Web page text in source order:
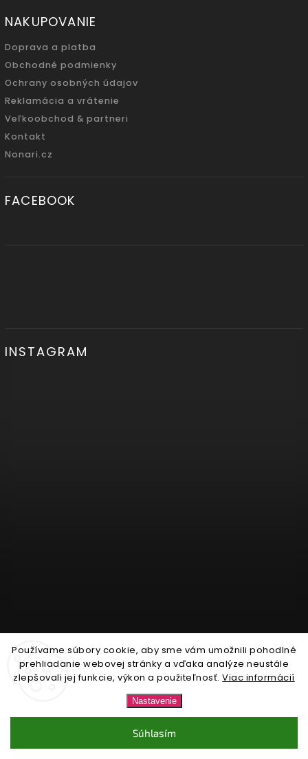
Používame súbory cookie, aby sme vám umožnili pohodlné
prehliadanie webovej stránky a vďaka analýze neustále
zlepšovali jej funkcie, výkon a použiteľnosť.Viac informácií
Nastavenie
Súhlasím
NAKUPOVANIE
Doprava a platba
Obchodné podmienky
Ochrany osobných údajov
Reklamácia a vrátenie
Veľkoobchod & partneri
Kontakt
Nonari.cz
FACEBOOK
INSTAGRAM
Sledovať na Instagrame
Nonari.sk. Všetky práva vyhradené.
Upraviť nastavenie cookies
Shoptet| Design